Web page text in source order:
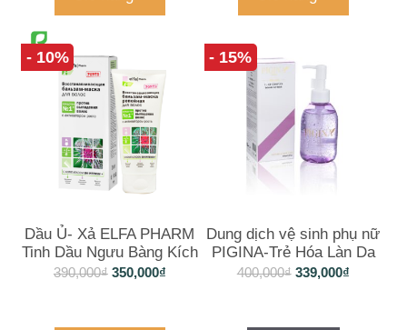
- 10%
Dầu Ủ- Xả ELFA PHARM
Tinh Dầu Ngưu Bàng Kích
Thích Mọc Tóc
390,000₫ 350,000₫
- 15%
Dung dịch vệ sinh phụ nữ
PIGINA-Trẻ Hóa Làn Da
Vùng Kín
400,000₫ 339,000₫